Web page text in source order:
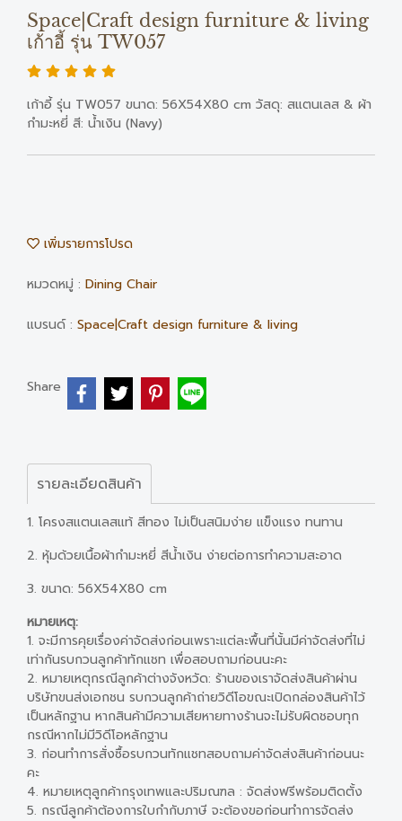
Space|Craft design furniture & living
เก้าอี้ รุ่น TW057
เก้าอี้ รุ่น TW057 ขนาด: 56X54X80 cm วัสดุ: สแตนเลส & ผ้า
กำมะหยี่ สี: น้ำเงิน (Navy)
เพิ่มรายการโปรด
หมวดหมู่ : Dining Chair
แบรนด์ : Space|Craft design furniture & living
Share
รายละเอียดสินค้า
1. โครงสแตนเลสแท้ สีทอง ไม่เป็นสนิมง่าย แข็งแรง ทนทาน
2. หุ้มด้วยเนื้อผ้ากำมะหยี่ สีน้ำเงิน ง่ายต่อการทำความสะอาด
3. ขนาด: 56X54X80 cm
หมายเหตุ:
1. จะมีการคุยเรื่องค่าจัดส่งก่อนเพราะแต่ละพื้นที่นั้นมีค่าจัดส่งที่ไม่
เท่ากันรบกวนลูกค้าทักแชท เพื่อสอบถามก่อนนะคะ
2. หมายเหตุกรณีลูกค้าต่างจังหวัด: ร้านของเราจัดส่งสินค้าผ่าน
บริษัทขนส่งเอกชน รบกวนลูกค้าถ่ายวิดีโอขณะเปิดกล่องสินค้าไว้
เป็นหลักฐาน หากสินค้ามีความเสียหายทางร้านจะไม่รับผิดชอบทุก
กรณีหากไม่มีวิดีโอหลักฐาน
3. ก่อนทำการสั่งซื้อรบกวนทักแชทสอบถามค่าจัดส่งสินค้าก่อนนะ
คะ
4. หมายเหตุลูกค้ากรุงเทพและปริมณฑล : จัดส่งฟรีพร้อมติดตั้ง
5. กรณีลูกค้าต้องการใบกำกับภาษี จะต้องขอก่อนทำการจัดส่ง